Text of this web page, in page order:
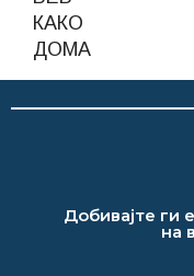
Добивајте ги
на